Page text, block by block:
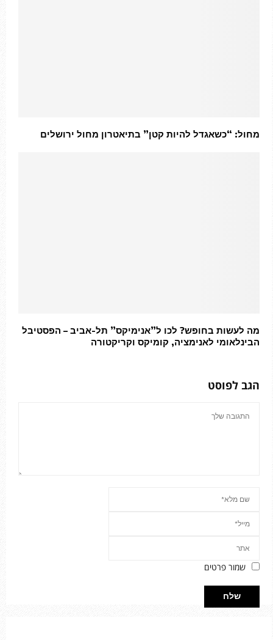
מחול: “כשאגדל להיות קטן” בתיאטרון מחול ירושלים
מה לעשות בחופש? לכו ל”אנימיקס” תל-אביב – הפסטיבל
הבינלאומי לאנימציה, קומיקס וקריקטורה
הגב לפוסט
שמור פרטים